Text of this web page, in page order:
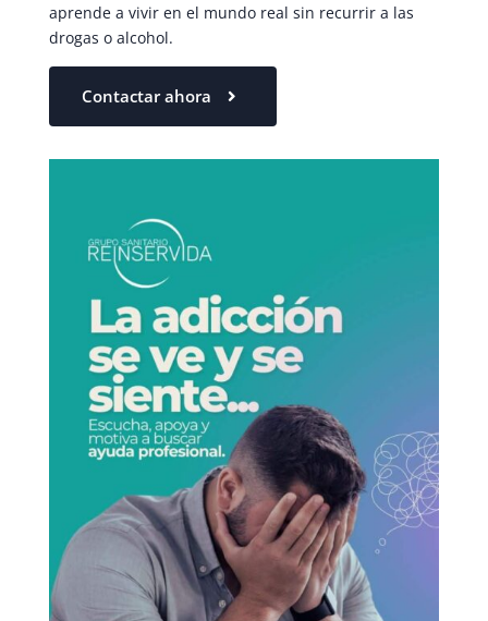
aprende a vivir en el mundo real sin recurrir a las
drogas o alcohol.
Contactar ahora